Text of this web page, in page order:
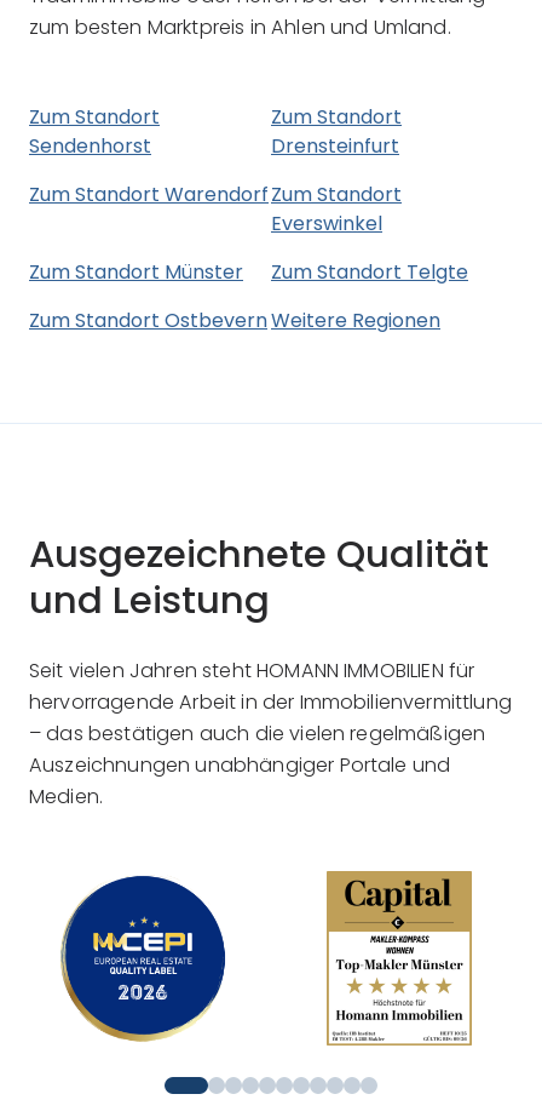
zum besten Marktpreis in Ahlen und Umland.
Zum Standort
Sendenhorst
Zum Standort
Drensteinfurt
Zum Standort WarendorfZum Standort
Everswinkel
Zum Standort Münster
Zum Standort Telgte
Zum Standort OstbevernWeitere Regionen
Ausgezeichnete Qualität
und Leistung
Seit vielen Jahren steht HOMANN IMMOBILIEN für
hervorragende Arbeit in der Immobilienvermittlung
– das bestätigen auch die vielen regelmäßigen
Auszeichnungen unabhängiger Portale und
Medien.